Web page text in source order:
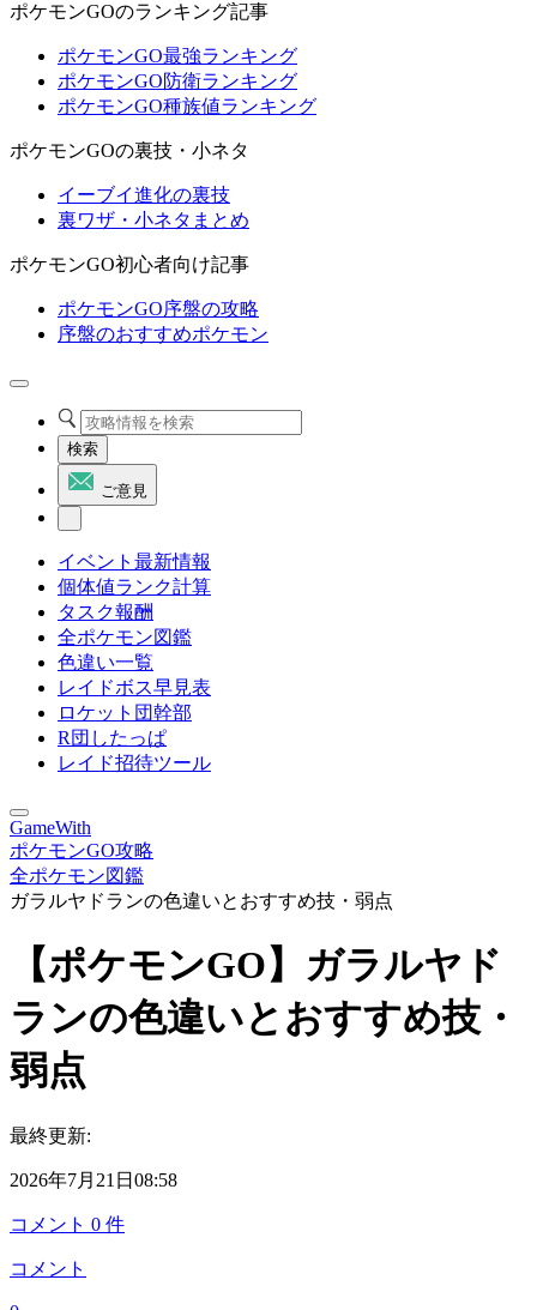
ポケモンGOのランキング記事
ポケモンGO最強ランキング
ポケモンGO防衛ランキング
ポケモンGO種族値ランキング
ポケモンGOの裏技・小ネタ
イーブイ進化の裏技
裏ワザ・小ネタまとめ
ポケモンGO初心者向け記事
ポケモンGO序盤の攻略
序盤のおすすめポケモン
検索
ご意見
イベント最新情報
個体値ランク計算
タスク報酬
全ポケモン図鑑
色違い一覧
レイドボス早見表
ロケット団幹部
R団したっぱ
レイド招待ツール
GameWith
ポケモンGO攻略
全ポケモン図鑑
ガラルヤドランの色違いとおすすめ技・弱点
【ポケモンGO】ガラルヤド
ランの色違いとおすすめ技・
弱点
最終更新:
2026年7月21日08:58
コメント 0 件
コメント